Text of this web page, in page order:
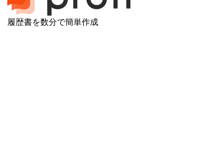
履歴書を数分で簡単作成